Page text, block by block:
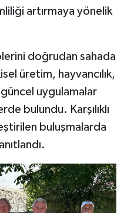
artırmaya yönelik
doğrudan sahada
üretim, hayvancılık,
uygulamalar
bulundu. Karşılıklı
buluşmalarda